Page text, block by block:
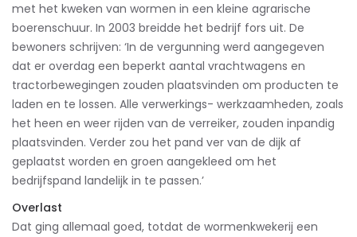
met het kweken van wormen in een kleine agrarische
boerenschuur. In 2003 breidde het bedrijf fors uit. De
bewoners schrijven: ‘In de vergunning werd aangegeven
dat er overdag een beperkt aantal vrachtwagens en
tractorbewegingen zouden plaatsvinden om producten te
laden en te lossen. Alle verwerkings- werkzaamheden, zoals
het heen en weer rijden van de verreiker, zouden inpandig
plaatsvinden. Verder zou het pand ver van de dijk af
geplaatst worden en groen aangekleed om het
bedrijfspand landelijk in te passen.’
Overlast
Dat ging allemaal goed, totdat de wormenkwekerij een